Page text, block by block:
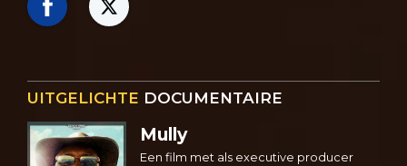
UITGELICHTE DOCUMENTAIRE
Mully
Een film met als executive producer